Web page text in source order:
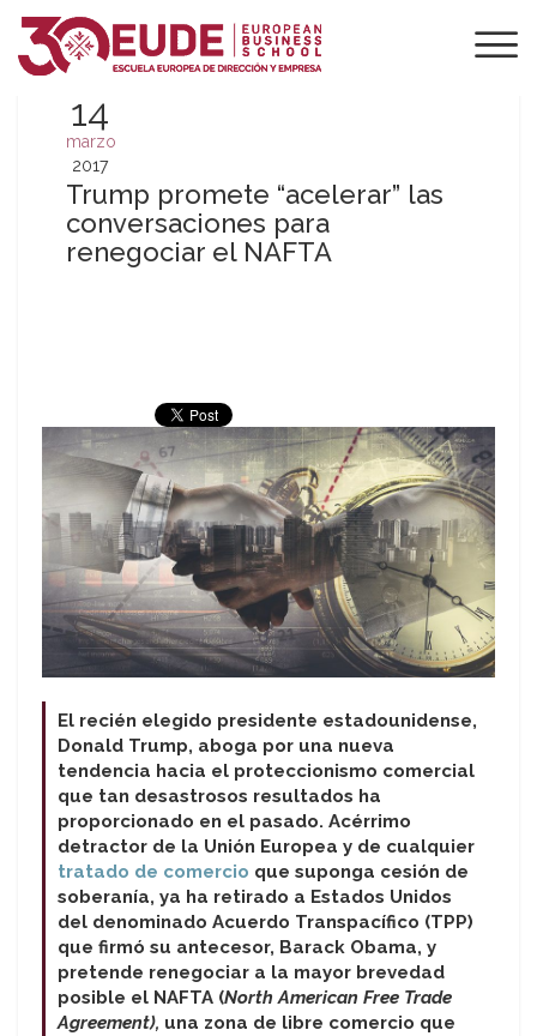
14
marzo
2017
Trump promete “acelerar” las
conversaciones para
renegociar el NAFTA
El recién elegido presidente estadounidense,
Donald Trump, aboga por una nueva
tendencia hacia el proteccionismo comercial
que tan desastrosos resultados ha
proporcionado en el pasado. Acérrimo
detractor de la Unión Europea y de cualquier
tratado de comercio que suponga cesión de
soberanía, ya ha retirado a Estados Unidos
del denominado Acuerdo Transpacífico (TPP)
que firmó su antecesor, Barack Obama, y
pretende renegociar a la mayor brevedad
posible el NAFTA (North American Free Trade
Agreement), una zona de libre comercio que